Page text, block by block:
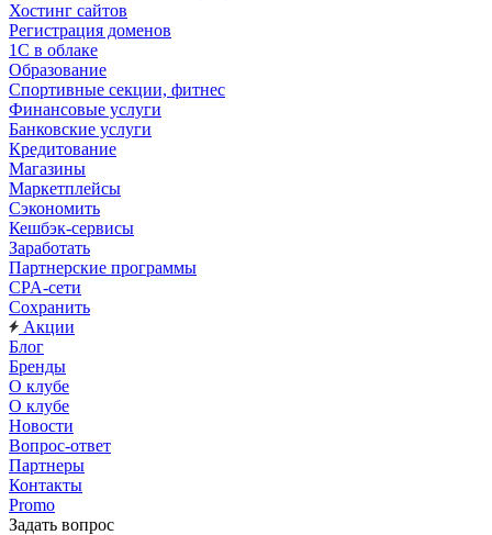
Хостинг сайтов
Регистрация доменов
1С в облаке
Образование
Спортивные секции, фитнес
Финансовые услуги
Банковские услуги
Кредитование
Магазины
Маркетплейсы
Сэкономить
Кешбэк-сервисы
Заработать
Партнерские программы
CPA-сети
Сохранить
Акции
Блог
Бренды
О клубе
О клубе
Новости
Вопрос-ответ
Партнеры
Контакты
Promo
Задать вопрос